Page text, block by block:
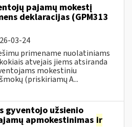
pajamų mokestį
deklaracijas (GPM313
03-24
primename nuolatiniams
atvejais jiems atsiranda
mokestiniu
(priskiriamų A...
gyventojo užsienio
apmokestinimas ir